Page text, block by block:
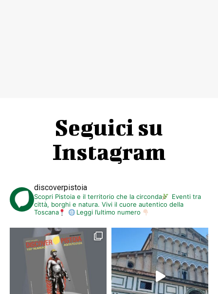
Seguici su
Instagram
discoverpistoia
Scopri Pistoia e il territorio che la circonda
Eventi tra
città, borghi e natura. Vivi il cuore autentico della
Toscana
Leggi l’ultimo numero